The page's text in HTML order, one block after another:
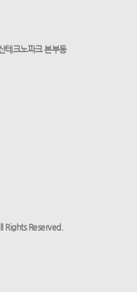
테크노파크 본부동
Rights Reserved.